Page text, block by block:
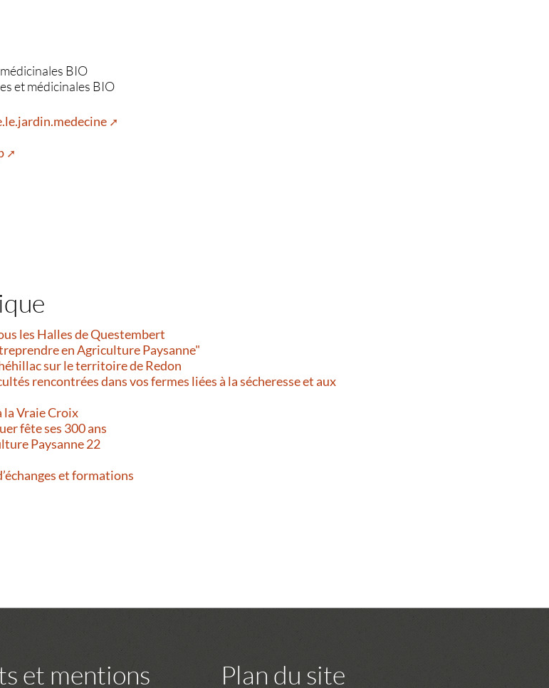
BIO
et médicinales BIO
les Halles de Questembert
en Agriculture Paysanne"
sur le territoire de Redon
rencontrées dans vos fermes liées à la sécheresse et aux
Vraie Croix
fête ses 300 ans
Paysanne 22
et formations
et mentions Plan du site